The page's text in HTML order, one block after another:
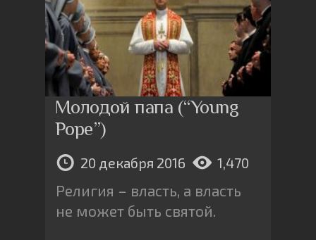
Молодой папа (“Young
Pope”)
20 декабря 2016 1,470
Религия – власть, а власть
не может быть святой.